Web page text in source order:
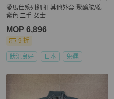
愛馬仕系列紐扣 其他外套 聚醯胺/棉
紫色 二手 女士
MOP 6,896
9 折
狀況良好 日本 免運